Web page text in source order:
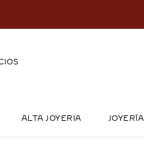
ALTA JOYERIA JOYERÍA